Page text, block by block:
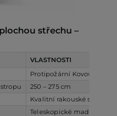
střechu –
VLASTNOSTI
Protipožární Kovové
250 – 275 cm
Kvalitní rakouské schody
Teleskopické madlo,